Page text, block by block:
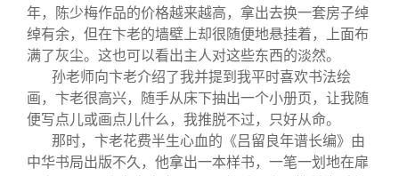
年，陈少梅作品的价格越来越高，拿出去换一套房子绰
绰有余，但在卞老的墙壁上却很随便地悬挂着，上面布
满了灰尘。这也可以看出主人对这些东西的淡然。
孙老师向卞老介绍了我并提到我平时喜欢书法绘
画，卞老很高兴，随手从床下抽出一个小册页，让我随
便写点儿或画点儿什么，我推脱不过，只好从命。
那时，卞老花费半生心血的《吕留良年谱长编》由
中华书局出版不久，他拿出一本样书，一笔一划地在扉